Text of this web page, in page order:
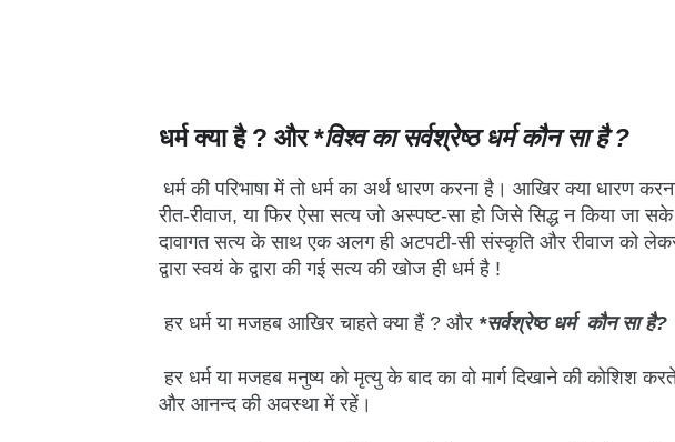
धर्म क्या है ? और *विश्व का सर्वश्रेष्ठ धर्म कौन सा है ?
धर्म की परिभाषा में तो धर्म का अर्थ धारण करना है। आखिर क्या धारण
रीत-रीवाज, या फिर ऐसा सत्य जो अस्पष्ट-सा हो जिसे सिद्ध न किया जा
दावागत सत्य के साथ एक अलग ही अटपटी-सी संस्कृति और रीवाज को
द्वारा स्वयं के द्वारा की गई सत्य की खोज ही धर्म है !
हर धर्म या मजहब आखिर चाहते क्या हैं ? और *सर्वश्रेष्ठ धर्म कौन सा है?
हर धर्म या मजहब मनुष्य को मृत्यु के बाद का वो मार्ग दिखाने की कोशिश
और आनन्द की अवस्था में रहें।